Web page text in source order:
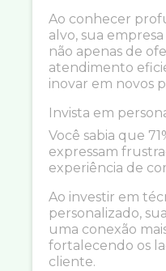
Ao conhecer
alvo, sua
não apenas de
atendimento
inovar em novos
Invista em
Você sabia que
expressam
experiência de
Ao investir em
personalizado,
uma conexão
fortalecendo os
cliente.